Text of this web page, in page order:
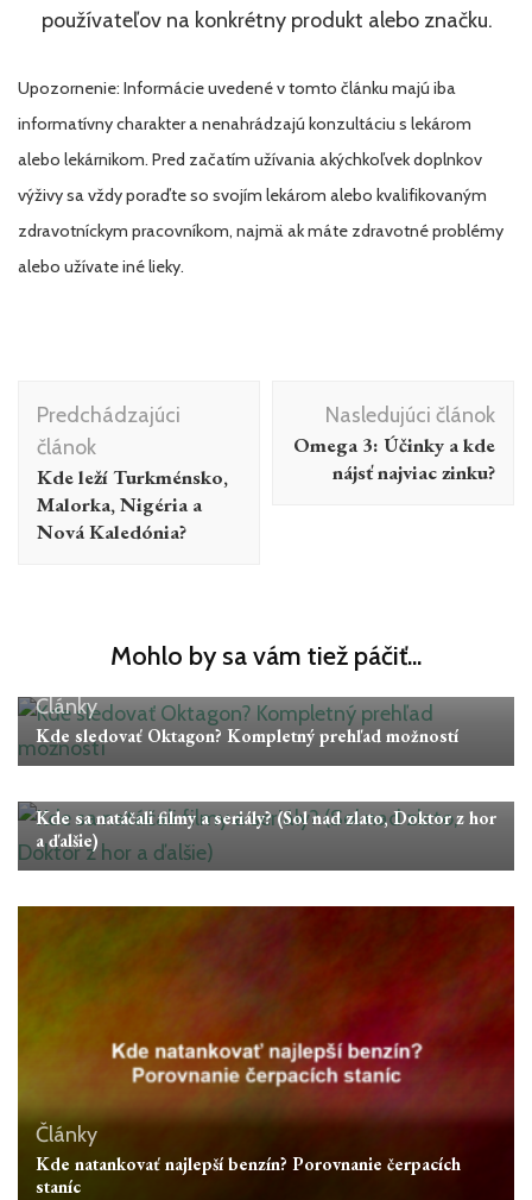
používateľov na konkrétny produkt alebo značku.
Upozornenie: Informácie uvedené v tomto článku majú iba
informatívny charakter a nenahrádzajú konzultáciu s lekárom
alebo lekárnikom. Pred začatím užívania akýchkoľvek doplnkov
výživy sa vždy poraďte so svojím lekárom alebo kvalifikovaným
zdravotníckym pracovníkom, najmä ak máte zdravotné problémy
alebo užívate iné lieky.
Navigácia
článku
Predchádzajúci
článok
Kde leží Turkménsko,
Malorka, Nigéria a
Nová Kaledónia?
Nasledujúci článok
Omega 3: Účinky a kde
nájsť najviac zinku?
Mohlo by sa vám tiež páčiť...
Články
Kde sledovať Oktagon? Kompletný prehľad možností
Kde sa natáčali filmy a seriály? (Sol nad zlato, Doktor z hor
a ďalšie)
Články
Kde natankovať najlepší benzín? Porovnanie čerpacích
staníc